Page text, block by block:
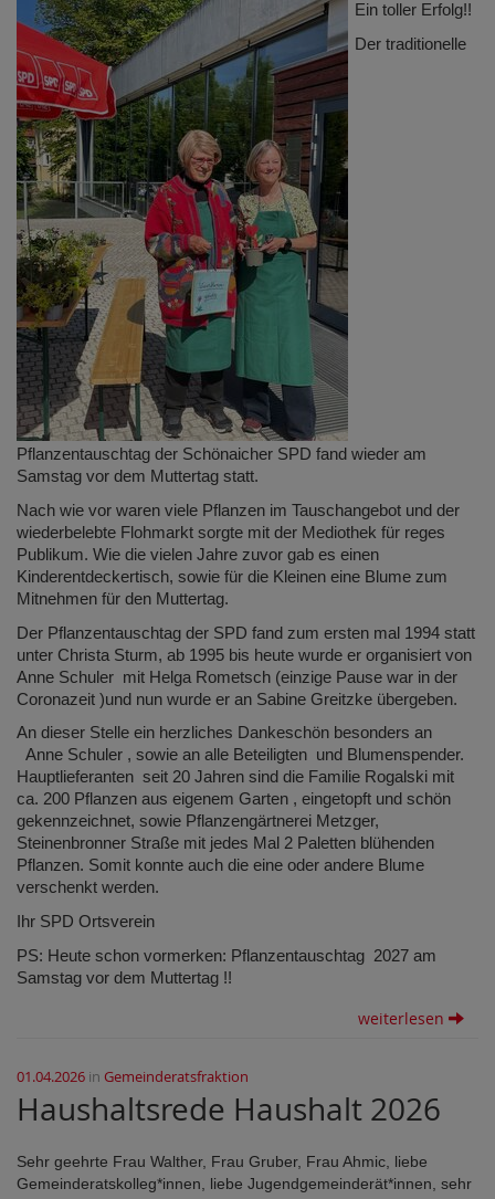
Ein toller Erfolg!!
Der traditionelle
Pflanzentauschtag der Schönaicher SPD fand wieder am
Samstag vor dem Muttertag statt.
Nach wie vor waren viele Pflanzen im Tauschangebot und der
wiederbelebte Flohmarkt sorgte mit der Mediothek für reges
Publikum. Wie die vielen Jahre zuvor gab es einen
Kinderentdeckertisch, sowie für die Kleinen eine Blume zum
Mitnehmen für den Muttertag.
Der Pflanzentauschtag der SPD fand zum ersten mal 1994 statt
unter Christa Sturm, ab 1995 bis heute wurde er organisiert von
Anne Schuler mit Helga Rometsch (einzige Pause war in der
Coronazeit )und nun wurde er an Sabine Greitzke übergeben.
An dieser Stelle ein herzliches Dankeschön besonders an
Anne Schuler , sowie an alle Beteiligten und Blumenspender.
Hauptlieferanten seit 20 Jahren sind die Familie Rogalski mit
ca. 200 Pflanzen aus eigenem Garten , eingetopft und schön
gekennzeichnet, sowie Pflanzengärtnerei Metzger,
Steinenbronner Straße mit jedes Mal 2 Paletten blühenden
Pflanzen. Somit konnte auch die eine oder andere Blume
verschenkt werden.
Ihr SPD Ortsverein
PS: Heute schon vormerken: Pflanzentauschtag 2027 am
Samstag vor dem Muttertag !!
weiterlesen
01.04.2026 in Gemeinderatsfraktion
Haushaltsrede Haushalt 2026
Sehr geehrte Frau Walther, Frau Gruber, Frau Ahmic, liebe
Gemeinderatskolleg*innen, liebe Jugendgemeinderät*innen, sehr